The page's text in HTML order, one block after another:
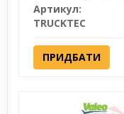
Артикул:
TRUCKTEC
ПРИДБАТИ